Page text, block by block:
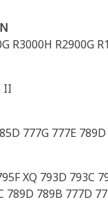
R3000H R2900G
II
777G 777E
XQ 793D 793C
789D 789B 777D